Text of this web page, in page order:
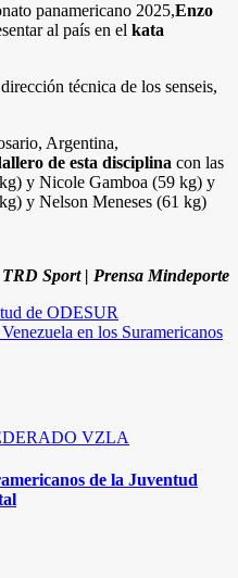
panamericano 2025,Enzo
al país en el kata
técnica de los senseis,
Argentina,
de esta disciplina con las
y Nicole Gamboa (59 kg) y
y Nelson Meneses (61 kg)
TRD Sport | Prensa Mindeporte
de ODESUR
en los Suramericanos
VZLA
de la Juventud